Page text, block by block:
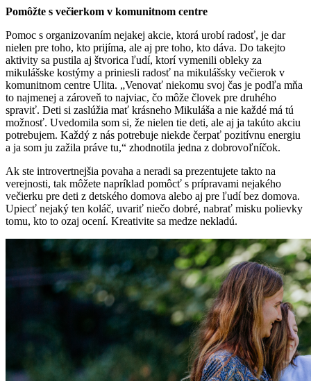
Pomôžte s večierkom v komunitnom centre
Pomoc s organizovaním nejakej akcie, ktorá urobí radosť, je dar
nielen pre toho, kto prijíma, ale aj pre toho, kto dáva. Do takejto
aktivity sa pustila aj štvorica ľudí, ktorí vymenili obleky za
mikulášske kostýmy a priniesli radosť na mikulášsky večierok v
komunitnom centre Ulita. „Venovať niekomu svoj čas je podľa mňa
to najmenej a zároveň to najviac, čo môže človek pre druhého
spraviť. Deti si zaslúžia mať krásneho Mikuláša a nie každé má tú
možnosť. Uvedomila som si, že nielen tie deti, ale aj ja takúto akciu
potrebujem. Každý z nás potrebuje niekde čerpať pozitívnu energiu
a ja som ju zažila práve tu,“ zhodnotila jedna z dobrovoľníčok.
Ak ste introvertnejšia povaha a neradi sa prezentujete takto na
verejnosti, tak môžete napríklad pomôcť s prípravami nejakého
večierku pre deti z detského domova alebo aj pre ľudí bez domova.
Upiecť nejaký ten koláč, uvariť niečo dobré, nabrať misku polievky
tomu, kto to ozaj ocení. Kreativite sa medze nekladú.